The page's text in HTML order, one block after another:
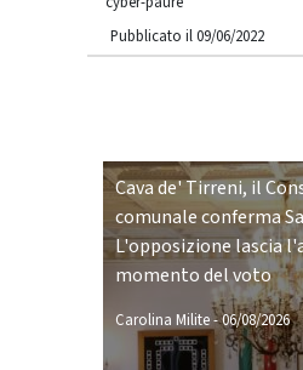
Pubblicato il 09/06/2022
Cava de' Tirreni, il
comunale conferma
L'opposizione lascia
momento del voto
Carolina Milite-06/08/2026